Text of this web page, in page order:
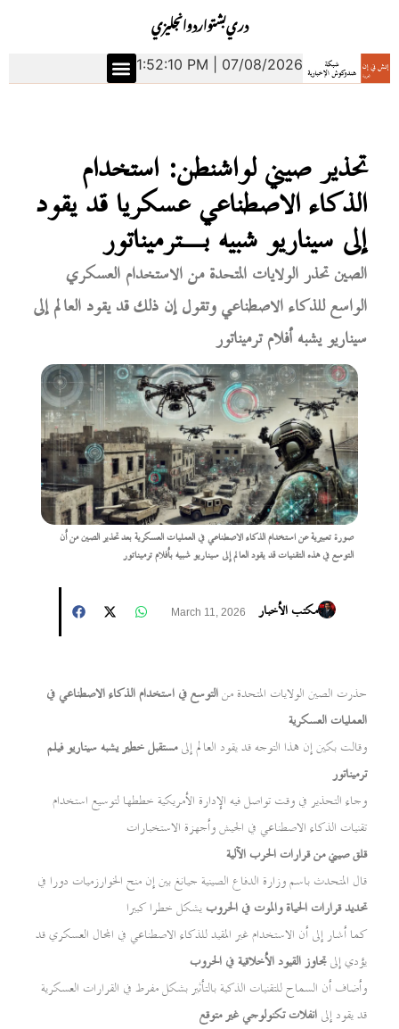
انجليزياردوبشتودري
1:52:11 PM | 07/08/2026
تحذير صيني لواشنطن: استخدام
الذكاء الاصطناعي عسكريا قد يقود
إلى سيناريو شبيه بـترميناتور
الصين تحذر الولايات المتحدة من الاستخدام العسكري
الواسع للذكاء الاصطناعي وتقول إن ذلك قد يقود العالم إلى
سيناريو يشبه أفلام ترميناتور
صورة تعبيرية عن استخدام الذكاء الاصطناعي في العمليات العسكرية بعد تحذير الصين من أن
التوسع في هذه التقنيات قد يقود العالم إلى سيناريو شبيه بأفلام ترميناتور
مكتب الأخبار March 11, 2026
حذرت الصين الولايات المتحدة منالتوسع في استخدام الذكاء الاصطناعي في
العمليات العسكرية
وقالت بكين إن هذا التوجه قد يقود العالم إلىمستقبل خطير يشبه سيناريو فيلم
ترميناتور
وجاء التحذير في وقت تواصل فيه الإدارة الأمريكية خططها لتوسيع استخدام
تقنيات الذكاء الاصطناعي في الجيش وأجهزة الاستخبارات
قلق صيني من قرارات الحرب الآلية
قال المتحدث باسم وزارة الدفاع الصينية جيانغ بين إن منح الخوارزميات دورا في
تحديد قرارات الحياة والموت في الحروبيشكل خطرا كبيرا
كما أشار إلى أن الاستخدام غير المقيد للذكاء الاصطناعي في المجال العسكري قد
يؤدي إلىتجاوز القيود الأخلاقية في الحروب
وأضاف أن السماح للتقنيات الذكية بالتأثير بشكل مفرط في القرارات العسكرية
قد يقود إلىانفلات تكنولوجي غير متوقع